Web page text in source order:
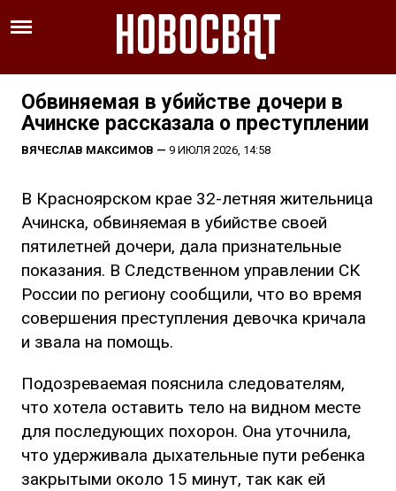
Обвиняемая в убийстве дочери в
Ачинске рассказала о преступлении
ВЯЧЕСЛАВ МАКСИМОВ — 9 ИЮЛЯ 2026, 14:58
В Красноярском крае 32-летняя жительница
Ачинска, обвиняемая в убийстве своей
пятилетней дочери, дала признательные
показания. В Следственном управлении СК
России по региону сообщили, что во время
совершения преступления девочка кричала
и звала на помощь.
Подозреваемая пояснила следователям,
что хотела оставить тело на видном месте
для последующих похорон. Она уточнила,
что удерживала дыхательные пути ребенка
закрытыми около 15 минут, так как ей